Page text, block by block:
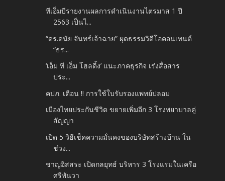
ทีเอ็มบีรายงานผลการดำเนินงานไตรมาส 1 ปี
2563 เป็นไ...
“ดร.ดนัย จันทร์เจ้าฉาย” ผุดธรรมวิดีโอคอนเทนต์
“ธร...
‘เอ็ม ที เอ็ม โฮลดิ้ง’ แนะภาคธุรกิจ เร่งสื่อสาร
ประ...
คปภ. เตือน !! การใช้ใบรับรองแพทย์ปลอม
เมืองไทยประกันชีวิต ขยายเพิ่มอีก 3 โรงพยาบาลคู่
สัญญา
เปิด 5 วิธีเช็คความมั่นคงของบริษัทสร้างบ้าน ใน
ช่วง...
ชาญอิสสระ เปิดกลยุทธ์ บริหาร 3 โรงแรมในเครือ
ศรีพันวา